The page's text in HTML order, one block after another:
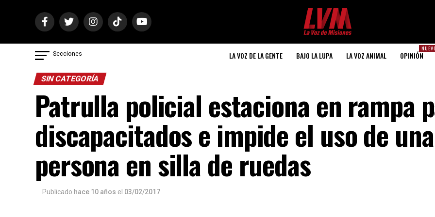
Secciones LA VOZ DE LA GENTE BAJO LA LUPA LA VOZ ANIMAL OPINIÓN
SIN CATEGORÍA
Patrulla policial estaciona en rampa
discapacitados e impide el uso de una
persona en silla de ruedas
Publicado hace 10 años el 03/02/2017